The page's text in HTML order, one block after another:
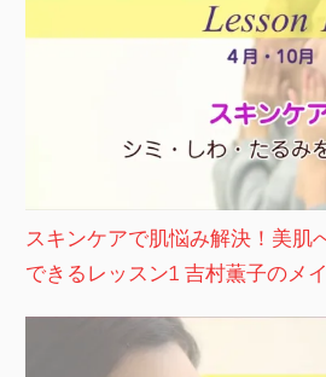
スキンケアで肌悩み解決！美肌
できるレッスン1 吉村薫子のメ